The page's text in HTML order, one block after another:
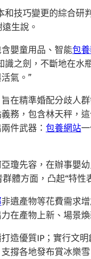
和技巧變更的綜合研
生說。
嬰童用品、智能包
之劍，不斷地在
氣。”
在精準婚配分歧人
務，包含林天秤，
件武器： 包養網站
瓊先容，在辦事嬰
體方面，凸起“特性
非遺產物等花費需求
在產物上新、場景
造優質IP；實行文
撐各地發布賞冰樂